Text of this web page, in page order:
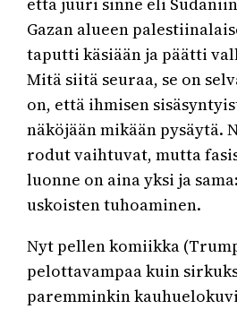
Gazan alueen
taputti käsiään ja päätti
Mitä siitä seuraa, se on
on, että ihmisen
näköjään mikään pysäytä.
rodut vaihtuvat, mutta
luonne on aina yksi ja
uskoisten tuhoaminen.
Nyt pellen komiikka
pelottavampaa kuin
paremminkin